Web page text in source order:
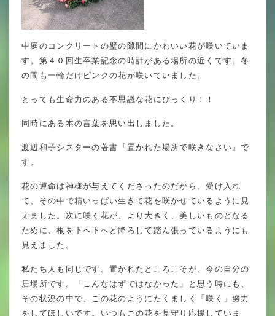
中庭のコンクリートの壁の隙間にかわいい花が咲いていま
す。第４０回生卒業記念の時計がある場所の近くです。冬
の間も一輪だけピンクの花が咲いていました。
とっても生命力のある不思議な花にびっくり！！
同時にある本の言葉を思い出しました。
渡辺和子シスターの著書『置かれた場所で咲きなさい』で
す。
花の運命は神様が与えてくださったのだから、受け入れ
て、その中で精いっぱい生きて花を咲かせているように見
えました。次に咲く花が、より大きく、美しいものとなる
ために、根を下へ下へと降ろして踏ん張っているようにも
見えました。
私たち人も同じです。置かれたところこそが、今の自分の
居場所です。「こんなはずではなかった」と思う時にも、
その状況の中で、この花のようにたくましく「咲く」努力
をしてほしいです。いつもこの花を見守り応援していま
学校図書館
学校感染症に関する 報告書・登校
許可証
校外学習・宿泊行事
入学金・学費